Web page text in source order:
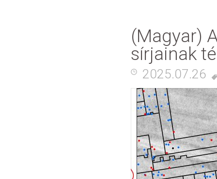
(Magyar)
sírjainak
2025.07.26